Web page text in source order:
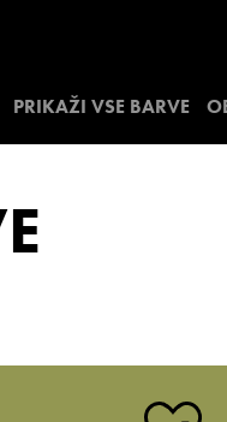
PRIKAŽI VSE BARVE